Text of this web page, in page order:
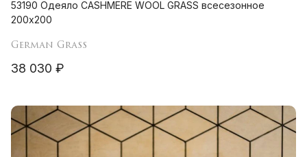
53190 Одеяло CASHMERE WOOL GRASS всесезонное
200х200
German Grass
38 030 ₽